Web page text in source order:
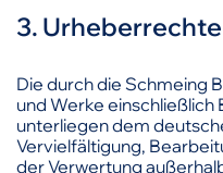
3. Urheberrechte
Die durch die Schmeing
und Werke einschließlich
unterliegen dem
Vervielfältigung,
der Verwertung